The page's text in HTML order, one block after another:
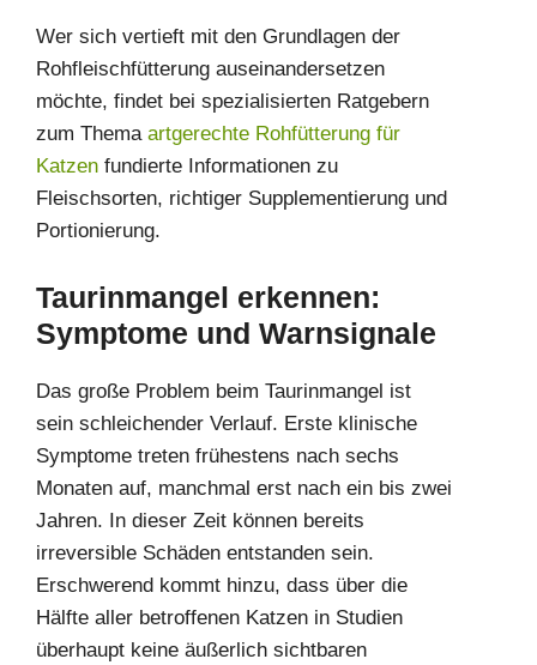
Wer sich vertieft mit den Grundlagen der
Rohfleischfütterung auseinandersetzen
möchte, findet bei spezialisierten Ratgebern
zum Thema artgerechte Rohfütterung für
Katzen fundierte Informationen zu
Fleischsorten, richtiger Supplementierung und
Portionierung.
Taurinmangel erkennen:
Symptome und Warnsignale
Das große Problem beim Taurinmangel ist
sein schleichender Verlauf. Erste klinische
Symptome treten frühestens nach sechs
Monaten auf, manchmal erst nach ein bis zwei
Jahren. In dieser Zeit können bereits
irreversible Schäden entstanden sein.
Erschwerend kommt hinzu, dass über die
Hälfte aller betroffenen Katzen in Studien
überhaupt keine äußerlich sichtbaren